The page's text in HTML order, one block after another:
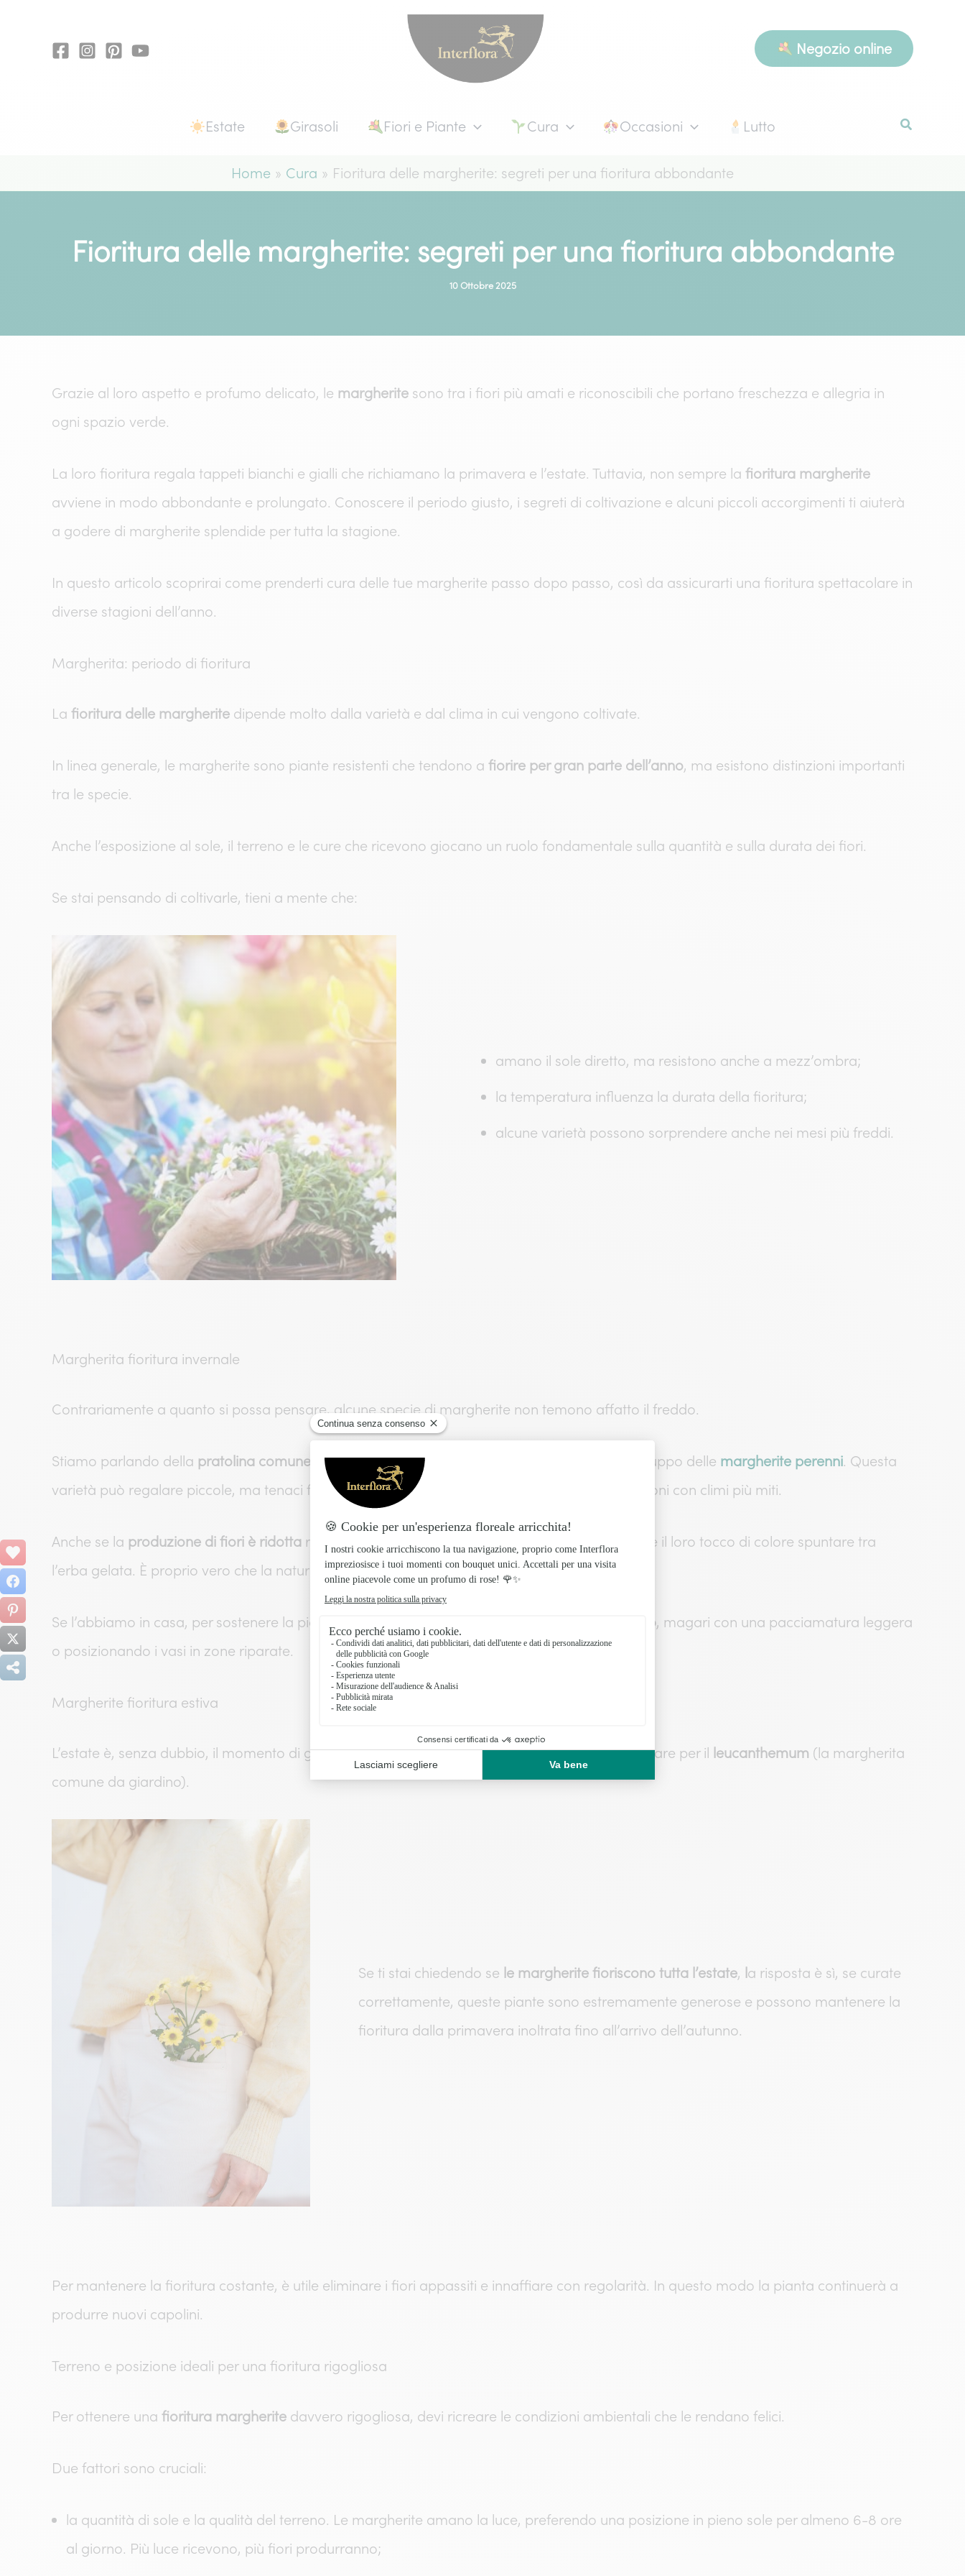
Negozio online
Estate Girasoli Fiori e Piante Cura Occasioni Lutto
Home Cura Fioritura delle margherite: segreti per una fioritura abbondante
Fioritura delle margherite: segreti per una fioritura abbondante
10 Ottobre 2025
Grazie al loro aspetto e profumo delicato, le margherite sono tra i fiori più amati e riconoscibili che portano freschezza e allegria in
ogni spazio verde.
La loro fioritura regala tappeti bianchi e gialli che richiamano la primavera e l’estate. Tuttavia, non sempre la fioritura margherite
avviene in modo abbondante e prolungato. Conoscere il periodo giusto, i segreti di coltivazione e alcuni piccoli accorgimenti ti aiuterà
a godere di margherite splendide per tutta la stagione.
In questo articolo scoprirai come prenderti cura delle tue margherite passo dopo passo, così da assicurarti una fioritura spettacolare in
diverse stagioni dell’anno.
Margherita: periodo di fioritura
La fioritura delle margherite dipende molto dalla varietà e dal clima in cui vengono coltivate.
In linea generale, le margherite sono piante resistenti che tendono a fiorire per gran parte dell’anno, ma esistono distinzioni importanti
tra le specie.
Anche l’esposizione al sole, il terreno e le cure che ricevono giocano un ruolo fondamentale sulla quantità e sulla durata dei fiori.
Se stai pensando di coltivarle, tieni a mente che:
amano il sole diretto, ma resistono anche a mezz’ombra;
la temperatura influenza la durata della fioritura;
alcune varietà possono sorprendere anche nei mesi più freddi.
Margherita fioritura invernale
Contrariamente a quanto si possa pensare, alcune specie di margherite non temono affatto il freddo.
Stiamo parlando della pratolina comune , la classica margheritina dei prati appartenente al gruppo delle margherite perenni. Questa
varietà può regalare piccole, ma tenaci fioriture anche durante l’inverno, soprattutto nelle regioni con climi più miti.
Anche se la produzione di fiori è ridotta rispetto ai mesi caldi, è comunque meraviglioso vedere il loro tocco di colore spuntare tra
l’erba gelata. È proprio vero che la natura non smette mai di sorprenderci!
Se l’abbiamo in casa, per sostenere la pianta nei mesi freddi è importante proteggerla dal gelo, magari con una pacciamatura leggera
o posizionando i vasi in zone riparate.
Margherite fioritura estiva
L’estate è, senza dubbio, il momento di gloria per la maggior parte delle margherite, in particolare per il leucanthemum (la margherita
comune da giardino).
Se ti stai chiedendo se le margherite fioriscono tutta l’estate, la risposta è sì, se curate
correttamente, queste piante sono estremamente generose e possono mantenere la
fioritura dalla primavera inoltrata fino all’arrivo dell’autunno.
Per mantenere la fioritura costante, è utile eliminare i fiori appassiti e innaffiare con regolarità. In questo modo la pianta continuerà a
produrre nuovi capolini.
Terreno e posizione ideali per una fioritura rigogliosa
Per ottenere una fioritura margherite davvero rigogliosa, devi ricreare le condizioni ambientali che le rendano felici.
Due fattori sono cruciali:
la quantità di sole e la qualità del terreno. Le margherite amano la luce, preferendo una posizione in pieno sole per almeno 6-8 ore
al giorno. Più luce ricevono, più fiori produrranno;